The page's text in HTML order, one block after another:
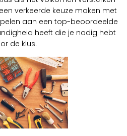
verkeerde keuze maken met
aan een top-beoordeelde
heeft die je nodig hebt
de klus.